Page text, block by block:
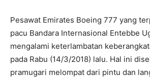
Pesawat Emirates Boeing 777 yang
pacu Bandara Internasional Entebbe
mengalami keterlambatan
pada Rabu (14/3/2018) lalu. Hal ini
pramugari melompat dari pintu dan